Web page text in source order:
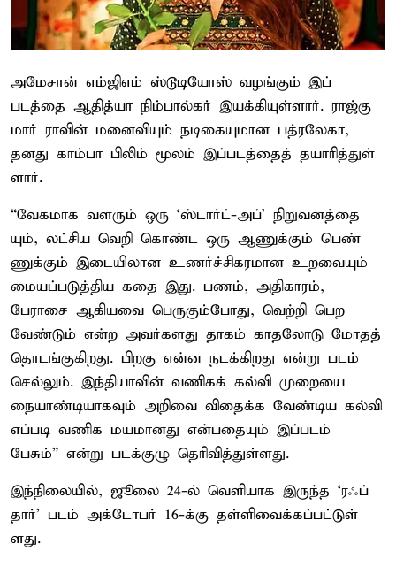
அமே​சான் எம்ஜிஎம் ஸ்டூடியோஸ் வழங்​கும் இப்​
படத்தை ஆதித்யா நிம்பால்கர் இயக்​கி​யுள்​ளார். ராஜ்கு​
மார் ராவின் மனை​வி​யும் நடிகை​யு​மான பத்​ரலே​கா,
தனது காம்பா பிலிம் மூலம் இப்படத்தைத் தயாரித்​துள்​
ளார்.
“வேக​மாக வளரும் ஒரு ‘ஸ்​டார்ட்​-அப்’ நிறு​வனத்​தை​
யும், லட்​சிய வெறி கொண்ட ஒரு ஆணுக்​கும் பெண்​
ணுக்​கும் இடையி​லான உணர்ச்​சிகர​மான உறவை​யும்
மையப்​படுத்​திய கதை இது. பணம், அதி​காரம்,
பேராசை ஆகியவை பெரு​கும்​போது, வெற்றி பெற
வேண்​டும் என்ற அவர்​களது தாகம் காதலோடு மோதத்
தொடங்​கு​கிறது. பிறகு என்ன நடக்​கிறது என்று படம்
செல்​லும். இந்​தி​யா​வின் வணிகக் கல்வி முறையை
நையாண்டியாக​வும் அறிவை விதைக்க வேண்​டிய கல்வி
எப்​படி வணிக மயமானது என்பதையும் இப்​படம்
பேசும்” என்று படக்​குழு தெரி​வித்​துள்​ளது.
இந்நிலையில், ஜூலை 24-ல் வெளி​யாக இருந்த ‘ரஃப்​
தார்’ படம் அக்டோபர் 16-க்கு தள்​ளிவைக்​கப்​பட்​டுள்​
ளது.